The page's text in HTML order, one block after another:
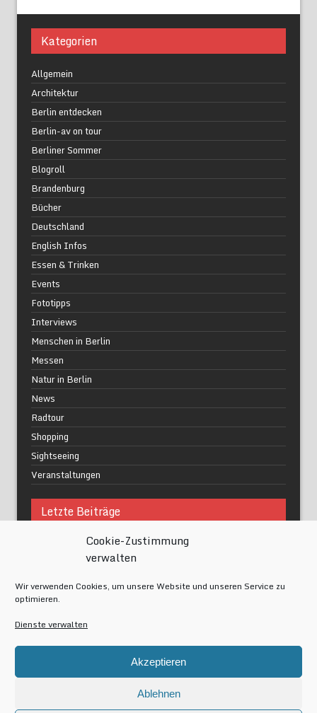
Cookie-Zustimmung
verwalten
Wir verwenden Cookies, um unsere Website und unseren Service zu
optimieren.
Dienste verwalten
Akzeptieren
Ablehnen
Kategorien
Allgemein
Architektur
Berlin entdecken
Berlin-av on tour
Berliner Sommer
Blogroll
Brandenburg
Bücher
Deutschland
English Infos
Essen & Trinken
Events
Fototipps
Interviews
Menschen in Berlin
Messen
Natur in Berlin
News
Radtour
Shopping
Sightseeing
Veranstaltungen
Letzte Beiträge
Was macht urbane Lebensqualität wirklich aus?
Grüne Oasen in Berlin
Festival of Lights Berlin 2024
Gesund schlafen im modernen Alltag